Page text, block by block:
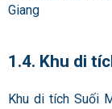
Giang
1.4. Khu di
Khu di tích Suối